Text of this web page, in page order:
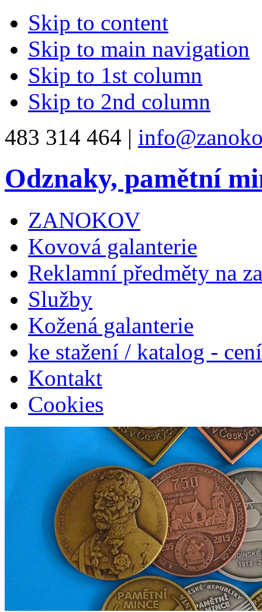
Skip to content
Skip to main navigation
Skip to 1st column
Skip to 2nd column
483 314 464 |
Odznaky, pamětní
ZANOKOV
Kovová galanterie
Reklamní předměty na
Služby
Kožená galanterie
ke stažení / katalog -
Kontakt
Cookies